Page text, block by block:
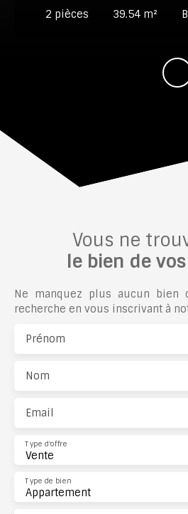
2 pièces 39.54 m²
Vous ne
le bien de
Ne manquez plus aucun bien
recherche en vous inscrivant à
Prénom
Nom
Email
Vente
Type d'offre
Appartement
Type de bien